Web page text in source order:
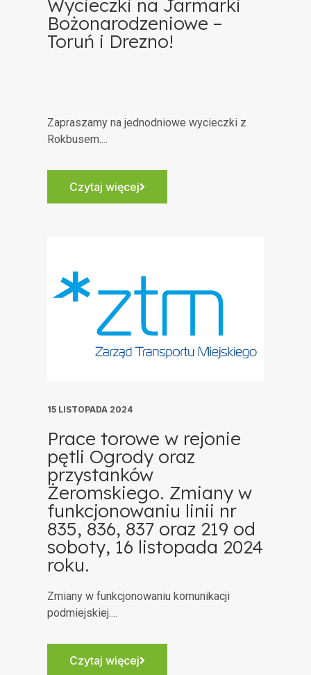
Wycieczki na Jarmarki
Bożonarodzeniowe –
Toruń i Drezno!
Zapraszamy na jednodniowe wycieczki z
Rokbusem....
Czytaj więcej
15 LISTOPADA 2024
Prace torowe w rejonie
pętli Ogrody oraz
przystanków
Żeromskiego. Zmiany w
funkcjonowaniu linii nr
835, 836, 837 oraz 219 od
soboty, 16 listopada 2024
roku.
Zmiany w funkcjonowaniu komunikacji
podmiejskiej....
Czytaj więcej